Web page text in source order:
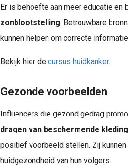
Er is behoefte aan meer educatie
zonblootstelling. Betrouwbare
kunnen helpen om correcte
Bekijk hier de cursus huidkanker.
Gezonde voorbeelden
Influencers die gezond gedrag
dragen van beschermende kleding
positief voorbeeld stellen. Zij
huidgezondheid van hun volgers.